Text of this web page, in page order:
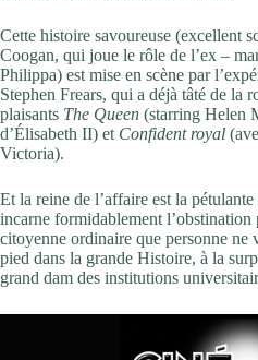
Cette histoire savoureuse (excellent
Coogan, qui joue le rôle de l’ex –
Philippa) est mise en scène par
Stephen Frears, qui a déjà tâté de la
plaisants The Queen (starring Helen
d’Élisabeth II) et Confident royal
Victoria).
Et la reine de l’affaire est la
incarne formidablement
citoyenne ordinaire que personne
pied dans la grande Histoire, à la
grand dam des institutions